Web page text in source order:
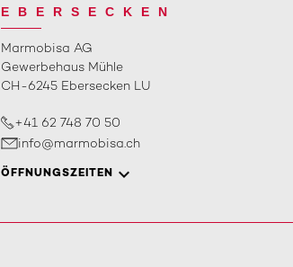
EBERSECKEN
Marmobisa AG
Gewerbehaus Mühle
CH-6245 Ebersecken LU
+41 62 748 70 50
info@marmobisa.ch
ÖFFNUNGSZEITEN